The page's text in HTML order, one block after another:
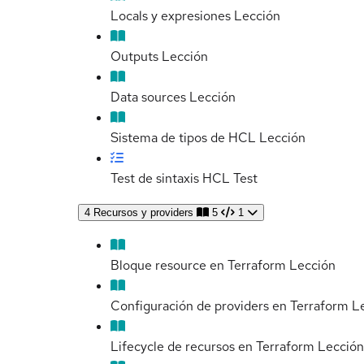
Locals y expresiones Lección
Outputs Lección
Data sources Lección
Sistema de tipos de HCL Lección
Test de sintaxis HCL Test
4 Recursos y providers 5 1
Bloque resource en Terraform Lección
Configuración de providers en Terraform
Lifecycle de recursos en Terraform Lección